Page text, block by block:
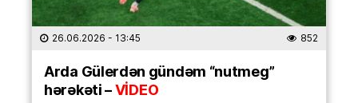
26.06.2026 - 13:45 852
Arda Gülerdən gündəm “nutmeg”
hərəkəti –VİDEO